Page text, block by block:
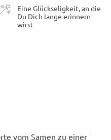
Eine Glückseligkeit, an die
Du Dich lange erinnern
wirst
vom Samen zu einer